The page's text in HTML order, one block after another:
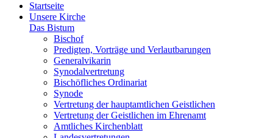
Startseite
Unsere Kirche
Das Bistum
Bischof
Predigten, Vorträge und Verlautbarungen
Generalvikarin
Synodalvertretung
Bischöfliches Ordinariat
Synode
Vertretung der hauptamtlichen Geistlichen
Vertretung der Geistlichen im Ehrenamt
Amtliches Kirchenblatt